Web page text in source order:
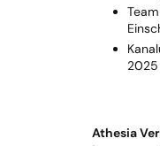
2025
Athesia